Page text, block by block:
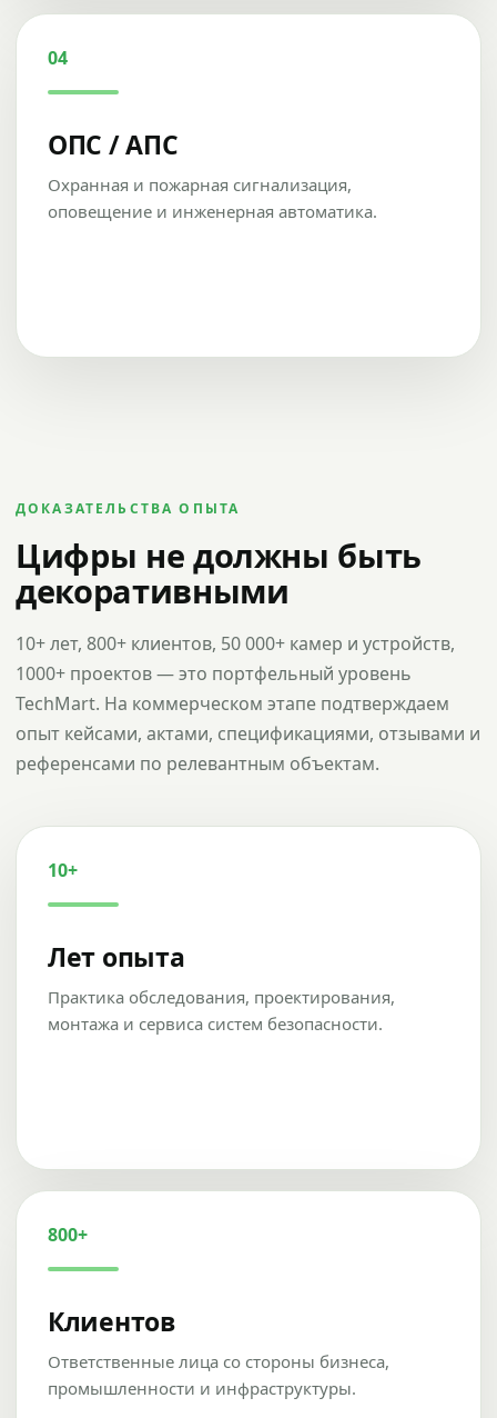
04
ОПС / АПС
Охранная и пожарная сигнализация,
оповещение и инженерная автоматика.
ДОКАЗАТЕЛЬСТВА ОПЫТА
Цифры не должны быть
декоративными
10+ лет, 800+ клиентов, 50 000+ камер и устройств,
1000+ проектов — это портфельный уровень
TechMart. На коммерческом этапе подтверждаем
опыт кейсами, актами, спецификациями, отзывами и
референсами по релевантным объектам.
10+
Лет опыта
Практика обследования, проектирования,
монтажа и сервиса систем безопасности.
800+
Клиентов
Ответственные лица со стороны бизнеса,
промышленности и инфраструктуры.